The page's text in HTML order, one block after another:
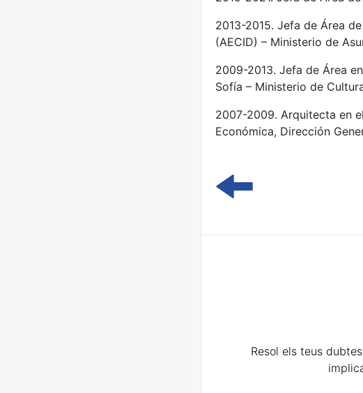
2013-2015. Jefa de Área
(AECID) – Ministerio de
2009-2013. Jefa de Área
Sofía – Ministerio de
2007-2009. Arquitecta en
Económica, Dirección
Resol els teus